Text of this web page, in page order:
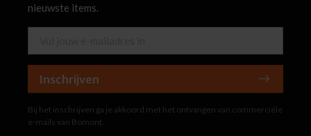
nieuwste items.
Inschrijven
Bij het inschrijven ga je akkoord met het ontvangen van commerciële
e-mails van Bomont.